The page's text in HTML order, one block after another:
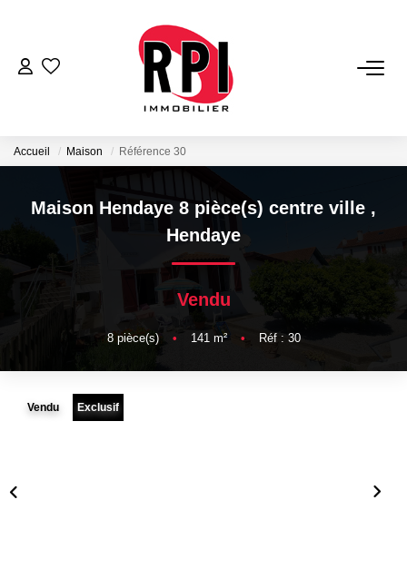
VENTES
LOCATIONS
LOCATIONS VACANCES
NOS SERVICES
Estimation
Biens Vendus
Accueil Maison Référence 30
Maison Hendaye 8 pièce(s) centre ville ,
Hendaye
Vendu
8pièce(s) • 141 m² • Réf : 30
Vendu Exclusif